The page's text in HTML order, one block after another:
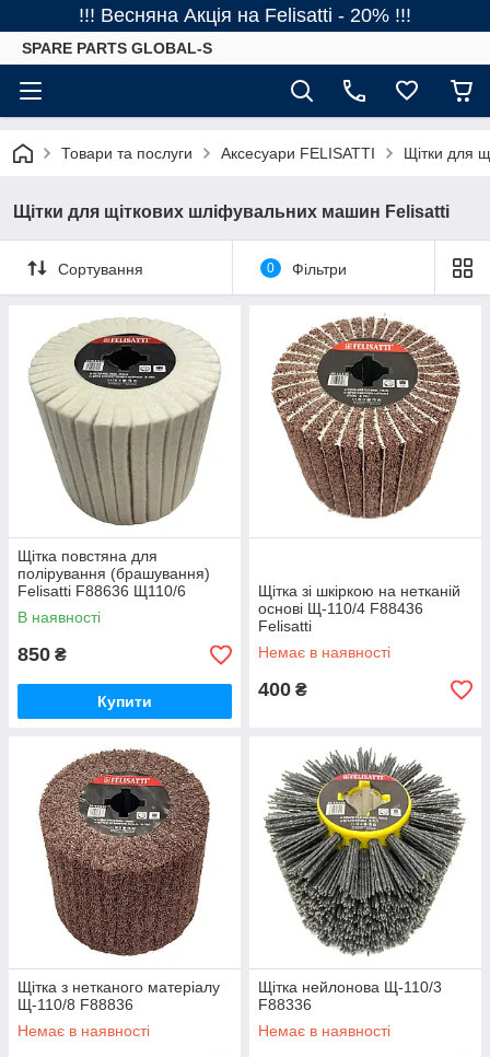
!!! Весняна Акція на Felisatti - 20% !!!
SPARE PARTS GLOBAL-S
Товари та послуги Аксесуари FELISATTI Щітки для
Щітки для щіткових шліфувальних машин Felisatti
Сортування 0 Фільтри
Щітка повстяна для
полірування (брашування)
Felisatti F88636 Щ110/6
В наявності
850 ₴
Купити
Щітка зі шкіркою на нетканій
основі Щ-110/4 F88436
Felisatti
Немає в наявності
400 ₴
Щітка з нетканого матеріалу
Щ-110/8 F88836
Немає в наявності
Щітка нейлонова Щ-110/3
F88336
Немає в наявності